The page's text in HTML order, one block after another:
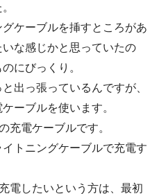
ケーブルを挿すところがあ
な感じかと思っていたの
にびっくり。
出っ張っているんですが、
ーブルを使います。
充電ケーブルです。
トニングケーブルで充電す
電したいという方は、最初